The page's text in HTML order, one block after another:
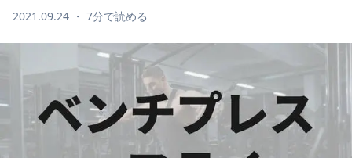
2021.09.24 ・ 7分で読める